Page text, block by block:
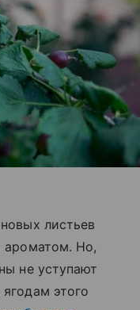
листьев
ароматом. Но,
не уступают
этого